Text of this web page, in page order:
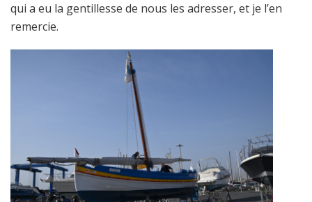
qui a eu la gentillesse de nous les adresser, et je l’en
remercie.